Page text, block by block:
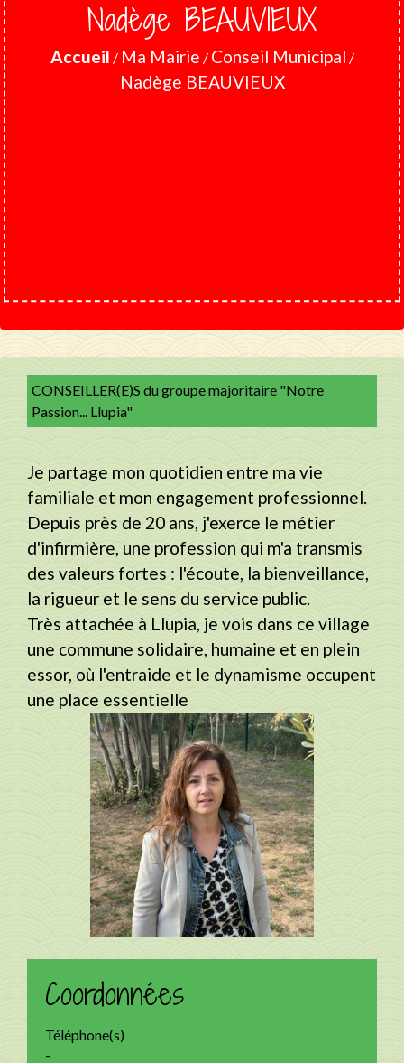
Nadège BEAUVIEUX
Accueil / Ma Mairie / Conseil Municipal /
Nadège BEAUVIEUX
CONSEILLER(E)S du groupe majoritaire "Notre
Passion... Llupia"
Je partage mon quotidien entre ma vie
familiale et mon engagement professionnel.
Depuis près de 20 ans, j'exerce le métier
d'infirmière, une profession qui m'a transmis
des valeurs fortes : l'écoute, la bienveillance,
la rigueur et le sens du service public.
Très attachée à Llupia, je vois dans ce village
une commune solidaire, humaine et en plein
essor, où l'entraide et le dynamisme occupent
une place essentielle
Coordonnées
Téléphone(s)
-